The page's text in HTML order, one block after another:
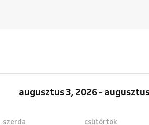
augusztus 3, 2026 -
szerda csütörtök